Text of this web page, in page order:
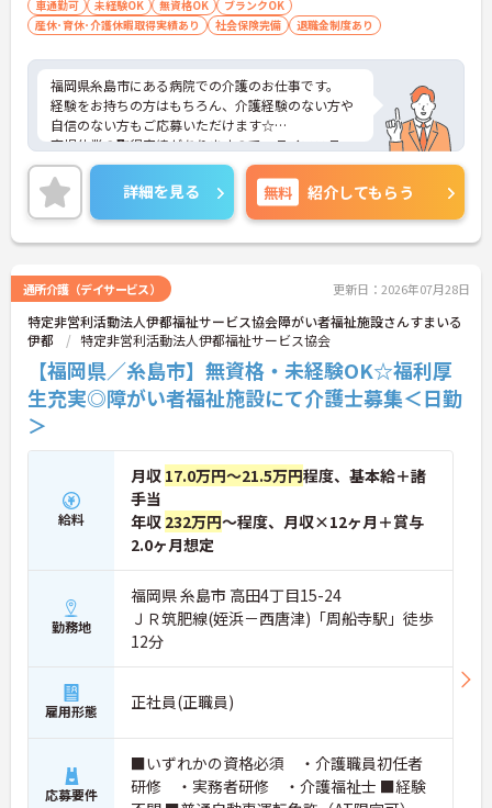
車通勤可 未経験OK 無資格OK
ブランクOK
産休･育休･介護休暇取得実績あり
社会保険完備 退職金制度あり
福岡県糸島市にある病院での介護のお仕事です。
経験をお持ちの方はもちろん、介護経験のない方や
自信のない方もご応募いただけます☆
育児休業の取得実績がありますので、ライフステー
ジに応じて長くお仕事を続けていくことができま
す。
車通勤が可能なので、遠くにお住まいの方もストレ
ス少なく通っていただけますよ♪
ご興味がある方は是非一度マイナビまでお問合せ下
詳細を見る 無料 紹介してもらう
通所介護（デイサービス） 更新日：2026年07月28日
特定非営利活動法人伊都福祉サービス協会障がい者福祉施設さんすまいる
伊都
特定非営利活動法人伊都福祉サービス協会
【福岡県／糸島市】無資格・未経験OK☆福利厚
生充実◎障がい者福祉施設にて介護士募集＜日勤
＞
給料
月収 17.0万円～21.5万円程度、基本給＋諸
手当
年収 232万円～程度、月収×12ヶ月＋賞与
2.0ヶ月想定
勤務地
福岡県 糸島市 高田4丁目15-24
ＪＲ筑肥線(姪浜－西唐津)「周船寺駅」徒歩
12分
雇用形態 正社員(正職員)
応募要件
■いずれかの資格必須 ・介護職員初任者
研修 ・実務者研修 ・介護福祉士 ■経験